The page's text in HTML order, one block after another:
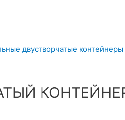
двустворчатые контейнеры
КОНТЕЙНЕР